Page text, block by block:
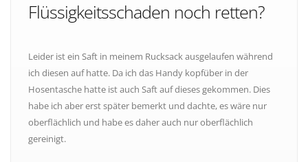
Flüssigkeitsschaden noch retten?
Leider ist ein Saft in meinem Rucksack ausgelaufen während
ich diesen auf hatte. Da ich das Handy kopfüber in der
Hosentasche hatte ist auch Saft auf dieses gekommen. Dies
habe ich aber erst später bemerkt und dachte, es wäre nur
oberflächlich und habe es daher auch nur oberflächlich
gereinigt.